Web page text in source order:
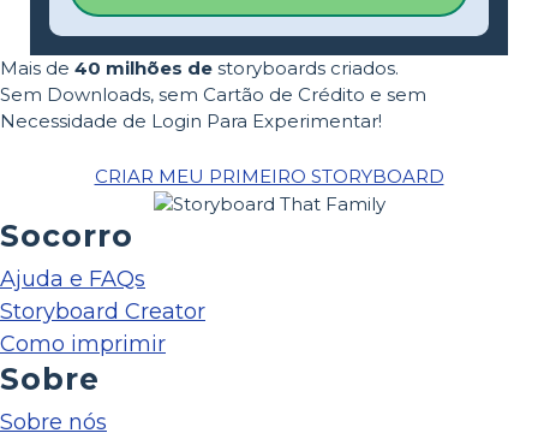
Mais de 40 milhões de storyboards criados.
Sem Downloads, sem Cartão de Crédito e sem
Necessidade de Login Para Experimentar!
CRIAR MEU PRIMEIRO STORYBOARD
Socorro
Ajuda e FAQs
Storyboard Creator
Como imprimir
Sobre
Sobre nós